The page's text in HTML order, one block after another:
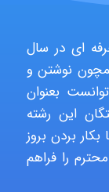
Hagar
ای در سال
همچون نوشتن و
بعنوان
این رشته
بردن بروز
را فراهم